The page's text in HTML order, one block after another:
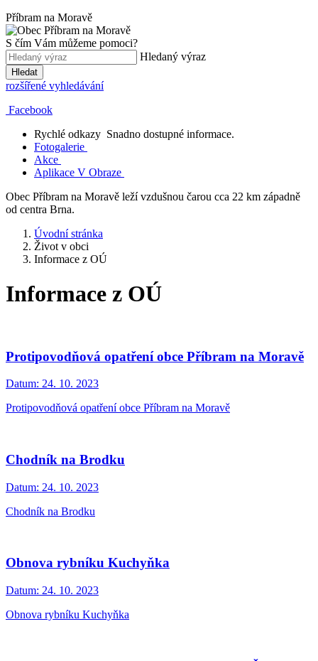
Příbram na Moravě
S čím Vám můžeme pomoci?
Hledaný výraz
Hledat
rozšířené vyhledávání
Facebook
Rychlé odkazy Snadno dostupné informace.
Fotogalerie
Akce
Aplikace V Obraze
Obec Příbram na Moravě leží vzdušnou čarou cca 22 km západně
od centra Brna.
Úvodní stránka
Život v obci
Informace z OÚ
Informace z OÚ
Protipovodňová opatření obce Příbram na Moravě
Datum: 24. 10. 2023
Protipovodňová opatření obce Příbram na Moravě
Chodník na Brodku
Datum: 24. 10. 2023
Chodník na Brodku
Obnova rybníku Kuchyňka
Datum: 24. 10. 2023
Obnova rybníku Kuchyňka